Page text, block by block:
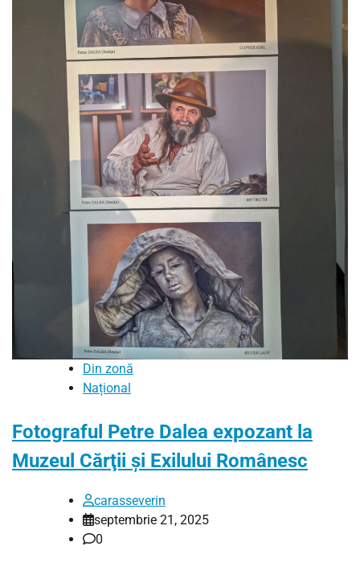
Din zonă
Național
Fotograful Petre Dalea expozant la
Muzeul Cărţii şi Exilului Românesc
carasseverin
septembrie 21, 2025
0